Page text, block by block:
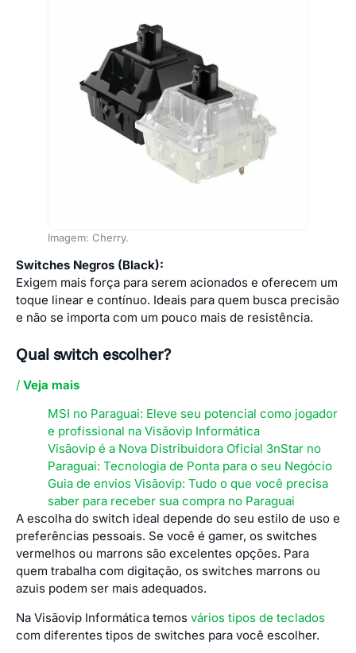
Imagem: Cherry.
Switches Negros (Black):
Exigem mais força para serem acionados e oferecem um
toque linear e contínuo. Ideais para quem busca precisão
e não se importa com um pouco mais de resistência.
Qual switch escolher?
/ Veja mais
MSI no Paraguai: Eleve seu potencial como jogador
e profissional na Visãovip Informática
Visãovip é a Nova Distribuidora Oficial 3nStar no
Paraguai: Tecnologia de Ponta para o seu Negócio
Guia de envios Visãovip: Tudo o que você precisa
saber para receber sua compra no Paraguai
A escolha do switch ideal depende do seu estilo de uso e
preferências pessoais. Se você é gamer, os switches
vermelhos ou marrons são excelentes opções. Para
quem trabalha com digitação, os switches marrons ou
azuis podem ser mais adequados.
Na Visãovip Informática temos vários tipos de teclados
com diferentes tipos de switches para você escolher.